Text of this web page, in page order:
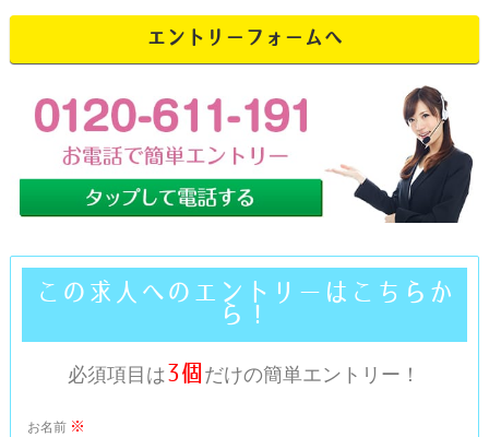
エントリーフォームへ
この求人へのエントリーはこちらか
ら！
必須項目は3個 だけの簡単エントリー！
お名前 ※